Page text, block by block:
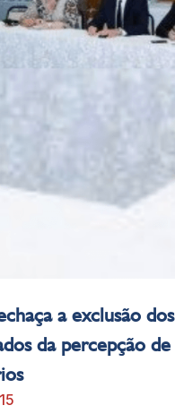
a exclusão dos
da percepção de